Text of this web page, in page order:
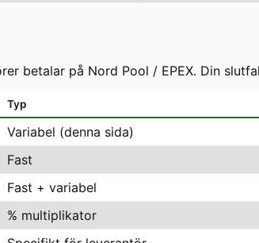
betalar på Nord Pool / EPEX. Din
Typ
Variabel (denna sida)
Fast
Fast + variabel
% multiplikator